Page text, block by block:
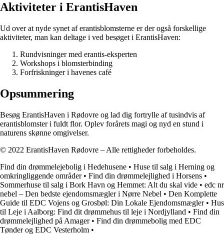
Aktiviteter i ErantisHaven
Ud over at nyde synet af erantisblomsterne er der også forskellige
aktiviteter, man kan deltage i ved besøget i ErantisHaven:
Rundvisninger med erantis-eksperten
Workshops i blomsterbinding
Forfriskninger i havenes café
Opsummering
Besøg ErantisHaven i Rødovre og lad dig fortrylle af tusindvis af
erantisblomster i fuldt flor. Oplev forårets magi og nyd en stund i
naturens skønne omgivelser.
© 2022 ErantisHaven Rødovre – Alle rettigheder forbeholdes.
Find din drømmelejebolig i Hedehusene • Huse til salg i Herning og
omkringliggende områder• Find din drømmelejlighed i Horsens •
Sommerhuse til salg i Bork Havn og Hemmet: Alt du skal vide • edc nr
nebel – Den bedste ejendomsmægler i Nørre Nebel • Den Komplette
Guide til EDC Vojens og Grosbøl: Din Lokale Ejendomsmægler• Hus
til Leje i Aalborg: Find dit drømmehus til leje i Nordjylland • Find din
drømmelejlighed på Amager• Find din drømmebolig med EDC
Tønder og EDC Vesterholm •